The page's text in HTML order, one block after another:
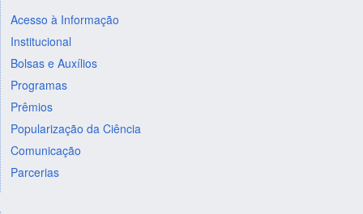
Acesso à Informação
Institucional
Bolsas e Auxílios
Programas
Prêmios
Popularização da Ciência
Comunicação
Parcerias